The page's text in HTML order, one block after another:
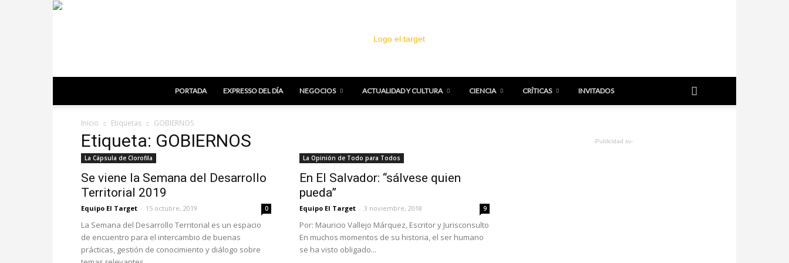
PORTADA EXPRESSO DEL DÍA NEGOCIOS ACTUALIDAD Y CULTURA CIENCIA CRÍTICAS INVITADOS
Inicio Etiquetas GOBIERNOS
Etiqueta: GOBIERNOS
La Cápsula de Clorofila
Se viene la Semana del Desarrollo
Territorial 2019
Equipo El Target - 15 octubre, 2019 0
La Semana del Desarrollo Territorial es un espacio
de encuentro para el intercambio de buenas
prácticas, gestión de conocimiento y diálogo sobre
La Opinión de Todo para Todos
En El Salvador: “sálvese quien
pueda”
Equipo El Target - 3 noviembre, 2018 9
Por: Mauricio Vallejo Márquez, Escritor y Jurisconsulto
En muchos momentos de su historia, el ser humano
se ha visto obligado...
-Publicidad sv-